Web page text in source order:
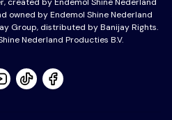
owned by Endemol Shine Nederland
Group, distributed by Banijay Rights.
Nederland Producties B.V.